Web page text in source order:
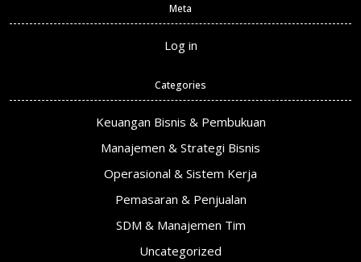
Meta
Log in
Categories
Keuangan Bisnis & Pembukuan
Manajemen & Strategi Bisnis
Operasional & Sistem Kerja
Pemasaran & Penjualan
SDM & Manajemen Tim
Uncategorized